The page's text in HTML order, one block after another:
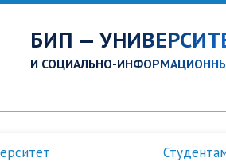
БИП —
И СОЦИАЛЬНО-